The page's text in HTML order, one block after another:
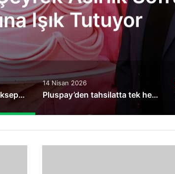
Işık Tutuyor
25. Yılını Kutlayan Yemeksepeti, Türkiye’nin Çeyrek Asırlık Sofra Hafızasına Işık Tutuyor
14 Nisan 2026
Pluspay’den tahsilatta tek hesap, tek ekran, tek geçit stratejisi